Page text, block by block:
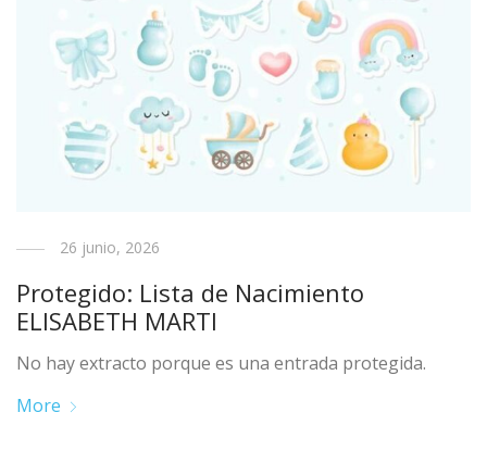
26 junio, 2026
Protegido: Lista de Nacimiento
ELISABETH MARTI
No hay extracto porque es una entrada protegida.
More